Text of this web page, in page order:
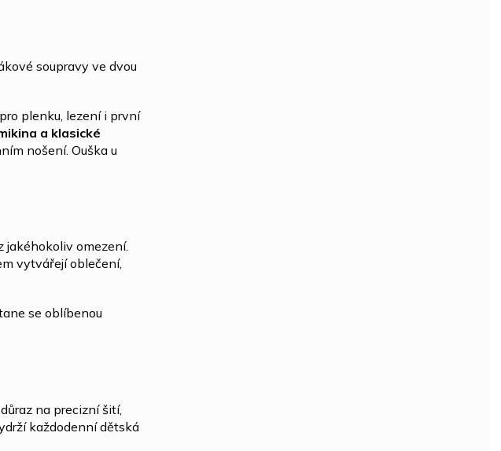
soupravy ve dvou
plenku, lezení i první
a klasické
nošení. Ouška u
jakéhokoliv omezení.
vytvářejí oblečení,
se oblíbenou
na precizní šití,
každodenní dětská